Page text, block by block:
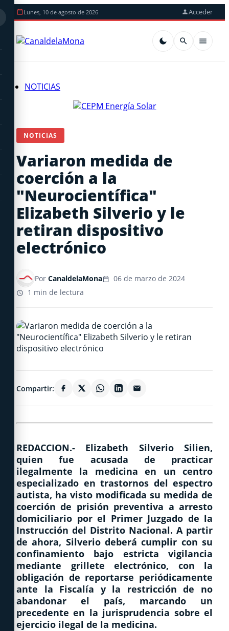
Lunes, 10 de agosto de 2026 Acceder
NOTICIAS
NOTICIAS
Variaron medida de
coerción a la
"Neurocientífica"
Elizabeth Silverio y le
retiran dispositivo
electrónico
Por CanaldelaMona
06 de marzo de 2024
1 min de lectura
Compartir:
REDACCION.- Elizabeth Silverio Silien,
quien fue acusada de practicar
ilegalmente la medicina en un centro
especializado en trastornos del espectro
autista, ha visto modificada su medida de
coerción de prisión preventiva a arresto
domiciliario por el Primer Juzgado de la
Instrucción del Distrito Nacional. A partir
de ahora, Silverio deberá cumplir con su
confinamiento bajo estricta vigilancia
mediante grillete electrónico, con la
obligación de reportarse periódicamente
ante la Fiscalía y la restricción de no
abandonar el país, marcando un
precedente en la jurisprudencia sobre el
ejercicio ilegal de la medicina.